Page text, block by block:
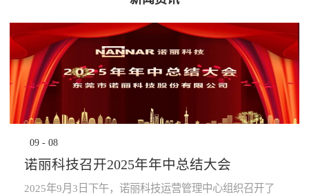
TCMS网络监控终端。 系统
功能： · 导向轮胎压值及温度
的实时监测，并对异常状态报
警；· 稳定轮胎压值及温度的
实时监测，并对异常状态报
警；· 走行轮胎压值及温度的
实时监测，并对异常状态报
分析校验，提前预知轮胎异常
状态进行预防性报警提
示。 产品优势： · 采用进口定
制的专业级精密胎压监测芯
“指哪打哪”的调控指挥棒与全
员自主对照改善的作用。· 提
升管理的水平：一方面，对车
辆设备故障、检修效率等量化
分析，将充分暴露管理的薄弱
环节，为有针对性提升管理水
平提供依据；另一方面，系统
提升地铁运营企业运营管理能
力。· 为决策提供依据：车辆
设备健康状态、车辆检修作业
外，还将自动记录每次被检测
的弓网状态异常时的图像及数
据。通过视觉分析技术，对受
电弓在行车时的状态监控，使
列车员能够及时了解车辆受电
弓故障，保证列车安全运
行。 分系统： 1、车载数据采
摄像机、光源、电源、工控
机、3G无线网络设备等。2、
公共网络· 通过公共网络进行
数据传输。· 网络可以采用
及数据管理等功能，能做到故
障定位及故障跟踪。通过计算
机软件分析，实现对车辆轮对
安全状态进行预报，使列检工
人及时发现并处理车辆故障，
为列车安全运营保驾护航。
产品子系统： 车号图像
统 轮对尺寸检测系统
轴温在线检测系统 产品优
势： 1、体积小:采用了多
09 - 08
诺丽科技召开2025年年中总结大会
2025年9月3日下午，诺丽科技运营管理中心组织召开了